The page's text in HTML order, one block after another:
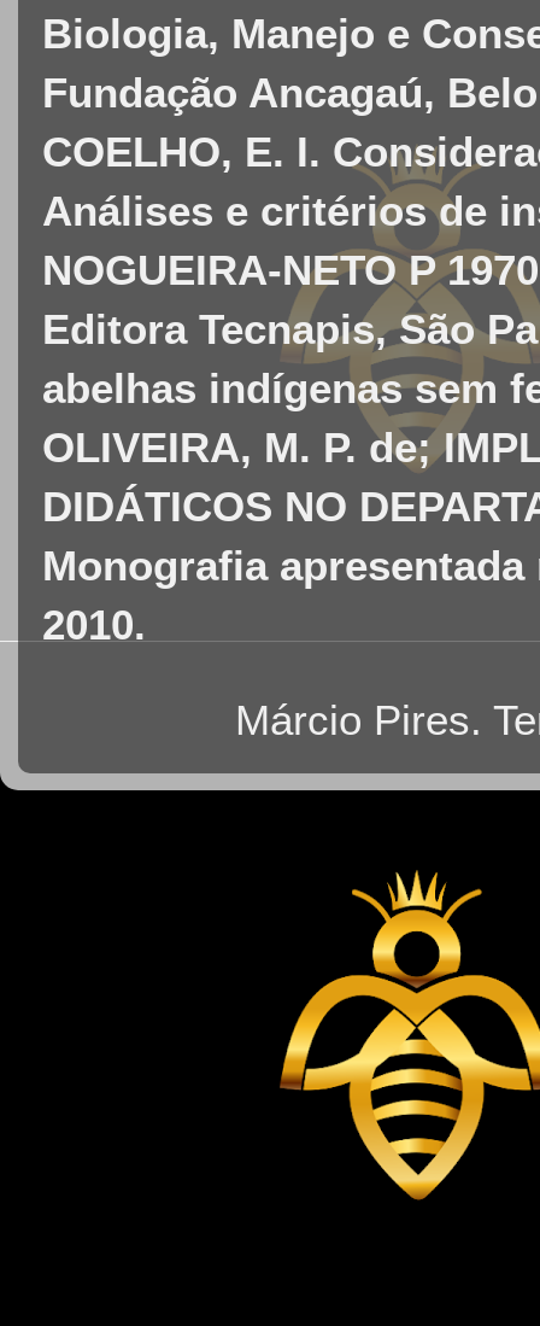
Biologia, Manejo e
Fundação Ancagaú,
COELHO, E. I.
Análises e critérios de
NOGUEIRA-NETO P
Editora Tecnapis, São
abelhas indígenas sem
OLIVEIRA, M. P. de;
DIDÁTICOS NO
Monografia
2010.
Márcio Pires.